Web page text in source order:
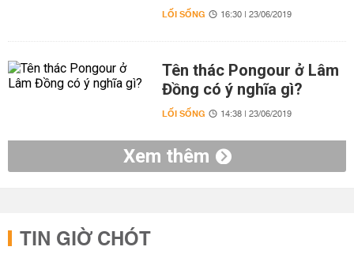
LỐI SỐNG 16:30 | 23/06/2019
Tên thác Pongour ở Lâm
Đồng có ý nghĩa gì?
LỐI SỐNG 14:38 | 23/06/2019
Xem thêm
TIN GIỜ CHÓT